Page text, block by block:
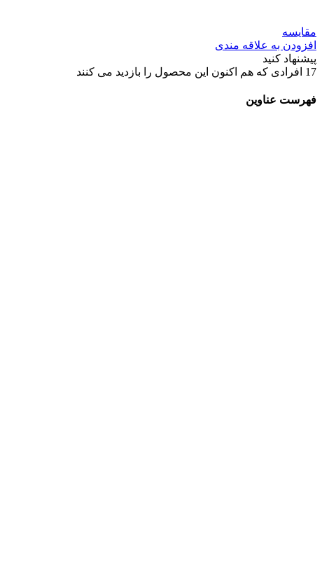
مقایسه
افزودن به علاقه مندی
پیشنهاد کنید
17 افرادی که هم اکنون این محصول را بازدید می کنند
فهرست عناوین